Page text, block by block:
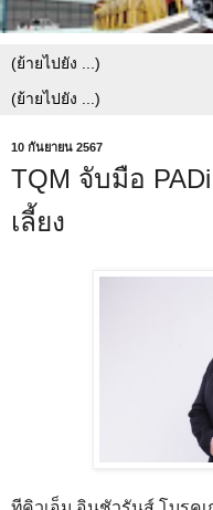
10 กันยายน 2567
TQM จับมือ
เลี้ยง